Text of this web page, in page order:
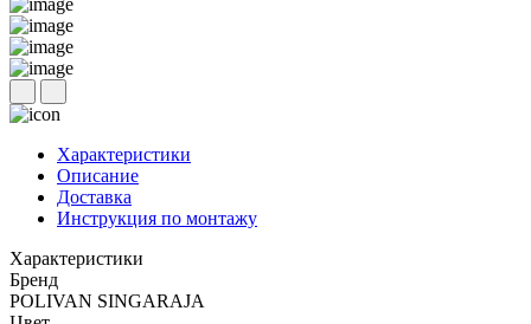
Характеристики
Описание
Доставка
Инструкция по монтажу
Характеристики
Бренд
POLIVAN SINGARAJA